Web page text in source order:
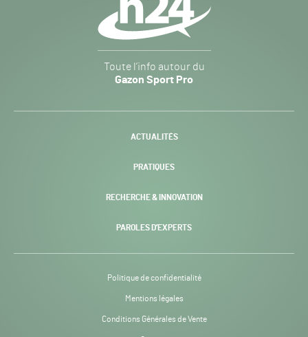
Sport
Pro
-
Toute l’info autour du
Gazon Sport Pro
ACTUALITÉS
PRATIQUES
RECHERCHE & INNOVATION
PAROLES D’EXPERTS
Politique de confidentialité
Mentions légales
Conditions Générales de Vente